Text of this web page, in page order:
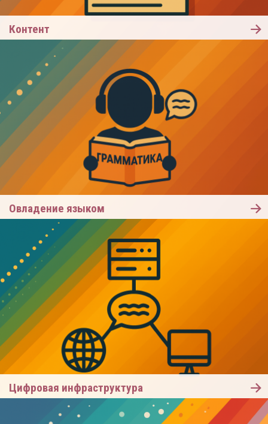
Контент
Овладение языком
Цифровая инфраструктура